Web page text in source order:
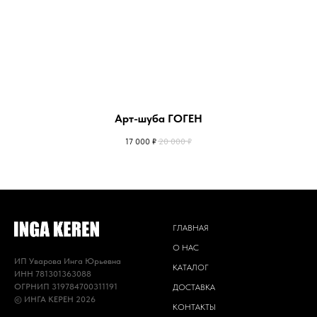
Арт-шуба ГОГЕН
17 000 ₽ 20 000 ₽
ИП Уварова Инга Юрьевна
ИНН 781301363088
ОГРНИП 319784700311191
© ИНГА КЕРЕН 2026
ГЛАВНАЯ
О НАС
КАТАЛОГ
ДОСТАВКА
КОНТАКТЫ